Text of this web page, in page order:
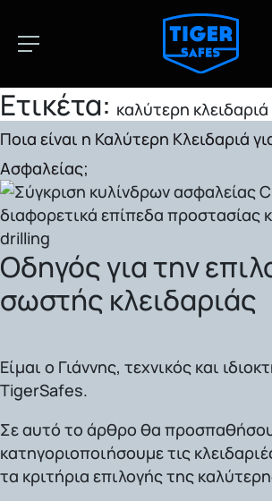
Ετικέτα: καλύτερη κλειδαριά
Ποια είναι η Καλύτερη Κλειδαριά
Ασφαλείας;
Οδηγός για την
σωστής κλειδαριάς
Είμαι ο Γιάννης, τεχνικός και
TigerSafes.
Σε αυτό το άρθρο θα
κατηγοριοποιήσουμε τις
τα κριτήρια επιλογής της